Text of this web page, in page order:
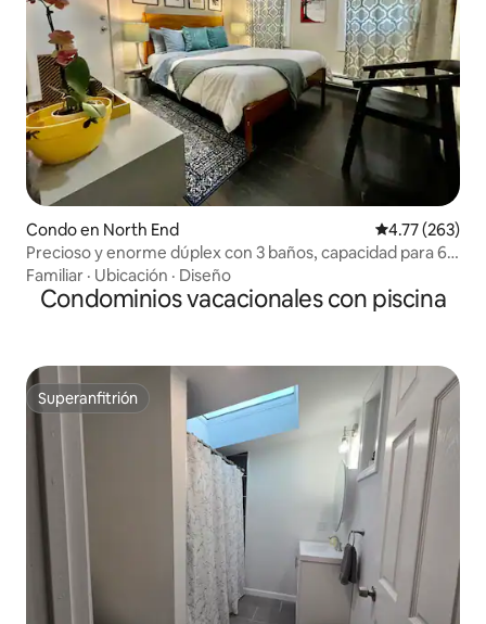
Condo en North End Calificación
4.77 (263)
Precioso y enorme dúplex con 3 baños, capacidad para 6
personas y aparcamiento
Familiar · Ubicación · Diseño
Condominios vacacionales con piscina
Superanfitrión
Superanfitrión